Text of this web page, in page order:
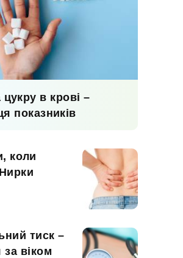
в крові –
показників
коли
тиск –
за віком